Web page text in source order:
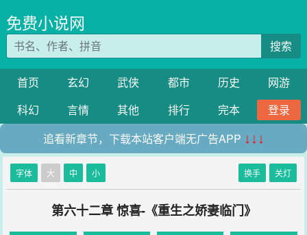
免费小说网
搜索
首页 玄幻 武侠 都市 历史
网游
科幻
言情 其他 排行 完本
登录
追看新章节，下载本站客户端无广告APP ↓↓↓
字体 大 中 小 换手 关灯
第六十二章 惊喜-《重生之娇妻临门》